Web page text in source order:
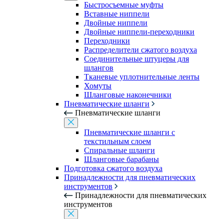
Быстросъемные муфты
Вставные ниппели
Двойные ниппели
Двойные ниппели-переходники
Переходники
Распределители сжатого воздуха
Соединительные штуцеры для
шлангов
Тканевые уплотнительные ленты
Хомуты
Шланговые наконечники
Пневматические шланги
Пневматические шланги
Пневматические шланги с
текстильным слоем
Спиральные шланги
Шланговые барабаны
Подготовка сжатого воздуха
Принадлежности для пневматических
инструментов
Принадлежности для пневматических
инструментов